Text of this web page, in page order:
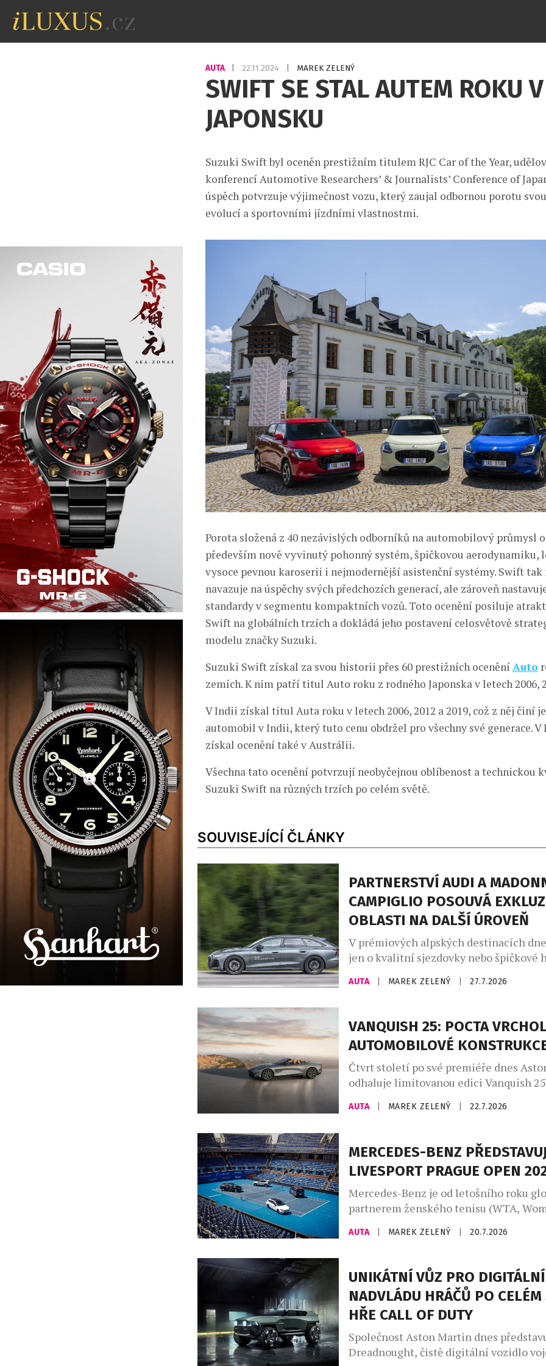
AUTA 22.11.2024 MAREK ZELENÝ
SWIFT SE STAL AUTEM ROKU V
JAPONSKU
Suzuki Swift byl oceněn prestižním titulem RJC Car of the Year,
konferencí Automotive Researchers’ & Journalists’ Conference of Japan
úspěch potvrzuje výjimečnost vozu, který zaujal odbornou porotu svou
evolucí a sportovními jízdními vlastnostmi.
Porota složená z 40 nezávislých odborníků na automobilový průmysl
především nově vyvinutý pohonný systém, špičkovou aerodynamiku,
vysoce pevnou karoserii i nejmodernější asistenční systémy. Swift tak
navazuje na úspěchy svých předchozích generací, ale zároveň
standardy v segmentu kompaktních vozů. Toto ocenění posiluje
Swift na globálních trzích a dokládá jeho postavení celosvětově
modelu značky Suzuki.
Suzuki Swift získal za svou historii přes 60 prestižních oceněníAuto
zemích. K nim patří titul Auto roku z rodného Japonska v letech 2006,
V Indii získal titul Auta roku v letech 2006, 2012 a 2019, což z něj činí
automobil v Indii, který tuto cenu obdržel pro všechny své generace. V
získal ocenění také v Austrálii.
Všechna tato ocenění potvrzují neobyčejnou oblíbenost a technickou
Suzuki Swift na různých trzích po celém světě.
SOUVISEJÍCÍ ČLÁNKY
PARTNERSTVÍ AUDI A
CAMPIGLIO POSOUVÁ
OBLASTI NA DALŠÍ ÚROVEŇ
V prémiových alpských destinacích
jen o kvalitní sjezdovky nebo špičkové
větší roli hrají značky, které dokážou
charakter místa. Madonna di Campiglio
společností Audi, jež se stala nedílnou
života tohoto prestižního střediska.
nevzniklo pouze z marketingových
Madonna […]
AUTA MAREK ZELENÝ 27.7.2026
VANQUISH 25: POCTA
AUTOMOBILOVÉ
Čtvrt století po své premiéře dnes
odhaluje limitovanou edici Vanquish
poctu třem generacím tohoto slavného
automobilu, vytvořenou zakázkovým
divize zakázkových úprav Q by Aston
uplatňují své bezkonkurenční
vozů na míru a speciálních modelů a
ukázkou je […]
AUTA MAREK ZELENÝ 22.7.2026
MERCEDES-BENZ
LIVESPORT PRAGUE OPEN
Mercedes-Benz je od letošního roku
partnerem ženského tenisu (WTA,
Association) a aktivně se zapojuje do
kategorie WTA 1000, 500 a 250.
značky Mercedes-Benz pokračuje také v
republice. Tenisový turnaj WTA
Open 2026 je místem pro národní
Mercedes-Benz VLE. Mercedes-Benz […]
AUTA MAREK ZELENÝ 20.7.2026
UNIKÁTNÍ VŮZ PRO DIGITÁLNÍ
NADVLÁDU HRÁČŮ PO CELÉM
HŘE CALL OF DUTY
Společnost Aston Martin dnes
Dreadnought, čistě digitální vozidlo